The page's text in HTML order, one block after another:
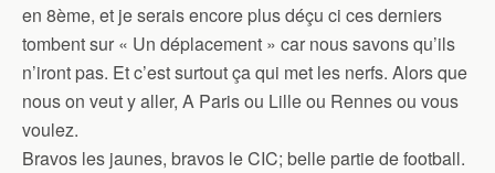
en 8ème, et je serais encore plus déçu ci ces derniers
tombent sur « Un déplacement » car nous savons qu’ils
n’iront pas. Et c’est surtout ça qui met les nerfs. Alors que
nous on veut y aller, A Paris ou Lille ou Rennes ou vous
voulez.
Bravos les jaunes, bravos le CIC; belle partie de football.